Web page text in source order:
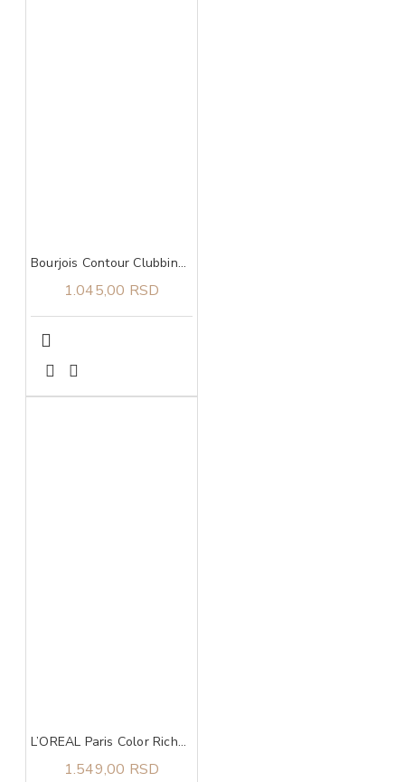
Bourjois Contour Clubbing 24h vodootporna 55 olovka za oči
1.045,00 RSD
L’OREAL Paris Color Riche Satin ruž za usne 129 Montmartre
1.549,00 RSD